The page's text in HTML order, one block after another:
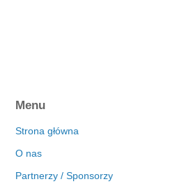
Menu
Strona główna
O nas
Partnerzy / Sponsorzy